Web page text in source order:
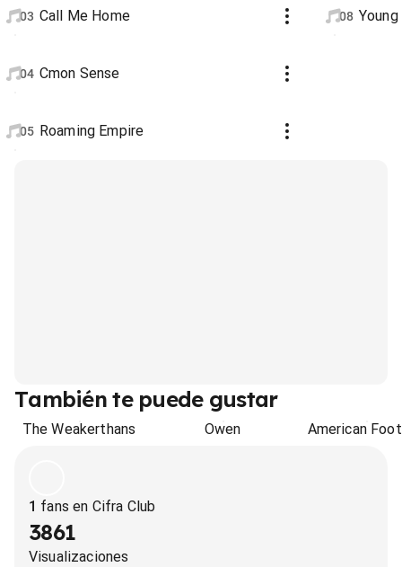
03 Call Me Home
04 Cmon Sense
05 Roaming Empire
08
También te puede gustar
The Weakerthans Owen American
1 fans en Cifra Club
3861
Visualizaciones